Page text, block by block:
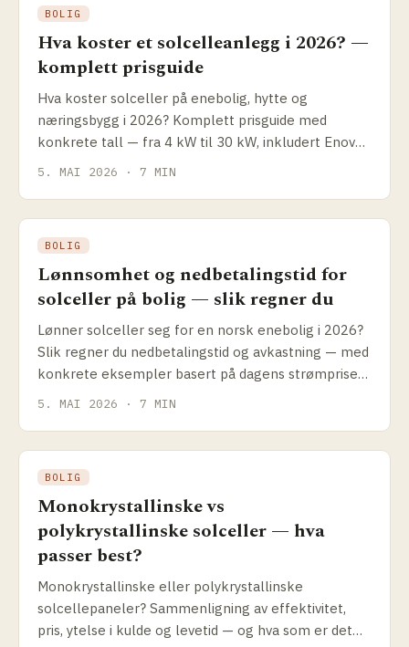
BOLIG
Hva koster et solcelleanlegg i 2026? —
komplett prisguide
Hva koster solceller på enebolig, hytte og
næringsbygg i 2026? Komplett prisguide med
konkrete tall — fra 4 kW til 30 kW, inkludert Enova-
5. MAI 2026 · 7 MIN
BOLIG
Lønnsomhet og nedbetalingstid for
solceller på bolig — slik regner du
Lønner solceller seg for en norsk enebolig i 2026?
Slik regner du nedbetalings­tid og avkastning — med
konkrete eksempler basert på dagens strømpriser,
5. MAI 2026 · 7 MIN
BOLIG
Monokrystallinske vs
polykrystallinske solceller — hva
passer best?
Monokrystallinske eller polykrystallinske
solcellepaneler? Sammenligning av effektivitet,
pris, ytelse i kulde og levetid — og hva som er det